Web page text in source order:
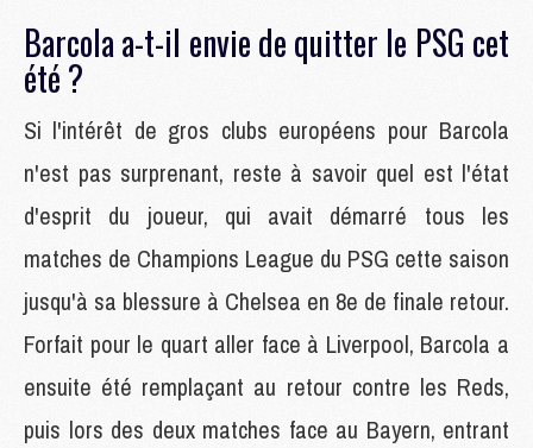
Barcola a-t-il envie de quitter le PSG cet
été ?
Si l'intérêt de gros clubs européens pour Barcola
n'est pas surprenant, reste à savoir quel est l'état
d'esprit du joueur, qui avait démarré tous les
matches de Champions League du PSG cette saison
jusqu'à sa blessure à Chelsea en 8e de finale retour.
Forfait pour le quart aller face à Liverpool, Barcola a
ensuite été remplaçant au retour contre les Reds,
puis lors des deux matches face au Bayern, entrant